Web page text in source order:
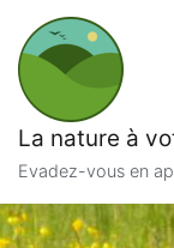
contenu
La nature à
Evadez-vous en